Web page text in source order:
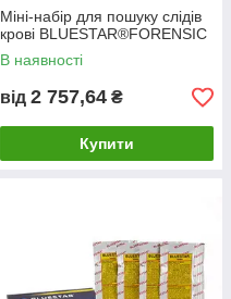
Міні-набір для пошуку слідів
крові BLUESTAR®FORENSIC
В наявності
від 2 757,64 ₴
Купити